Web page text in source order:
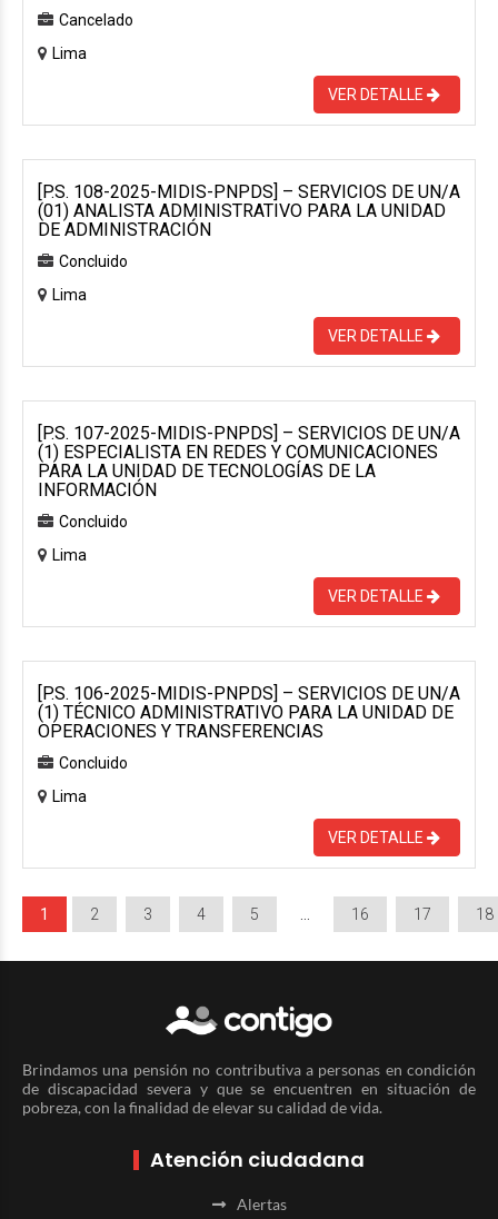
Cancelado
Lima
VER DETALLE
[P.S. 108-2025-MIDIS-PNPDS] – SERVICIOS DE UN/A
(01) ANALISTA ADMINISTRATIVO PARA LA UNIDAD
DE ADMINISTRACIÓN
Concluido
Lima
VER DETALLE
[P.S. 107-2025-MIDIS-PNPDS] – SERVICIOS DE UN/A
(1) ESPECIALISTA EN REDES Y COMUNICACIONES
PARA LA UNIDAD DE TECNOLOGÍAS DE LA
INFORMACIÓN
Concluido
Lima
VER DETALLE
[P.S. 106-2025-MIDIS-PNPDS] – SERVICIOS DE UN/A
(1) TÉCNICO ADMINISTRATIVO PARA LA UNIDAD DE
OPERACIONES Y TRANSFERENCIAS
Concluido
Lima
VER DETALLE
1 2 3 4 5 16 17 18
Brindamos una pensión no contributiva a personas en condición
de discapacidad severa y que se encuentren en situación de
pobreza, con la finalidad de elevar su calidad de vida.
Atención ciudadana
Alertas